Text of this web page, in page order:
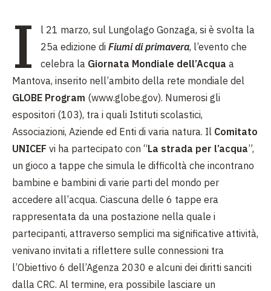
I
l 21 marzo, sul Lungolago Gonzaga, si è svolta la
25a edizione di Fiumi di primavera, l’evento che
celebra la Giornata Mondiale dell’Acqua a
Mantova, inserito nell’ambito della rete mondiale del
GLOBE Program (www.globe.gov). Numerosi gli
espositori (103), tra i quali Istituti scolastici,
Associazioni, Aziende ed Enti di varia natura. Il Comitato
UNICEF vi ha partecipato con “La strada per l’acqua”,
un gioco a tappe che simula le difficoltà che incontrano
bambine e bambini di varie parti del mondo per
accedere all’acqua. Ciascuna delle 6 tappe era
rappresentata da una postazione nella quale i
partecipanti, attraverso semplici ma significative attività,
venivano invitati a riflettere sulle connessioni tra
l’Obiettivo 6 dell’Agenza 2030 e alcuni dei diritti sanciti
dalla CRC. Al termine, era possibile lasciare un